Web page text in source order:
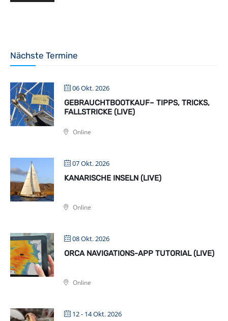
Nächste Termine
06 Okt. 2026
GEBRAUCHTBOOTKAUF– TIPPS, TRICKS,
FALLSTRICKE (LIVE)
Online
07 Okt. 2026
KANARISCHE INSELN (LIVE)
Online
08 Okt. 2026
ORCA NAVIGATIONS-APP TUTORIAL (LIVE)
Online
12 - 14 Okt. 2026